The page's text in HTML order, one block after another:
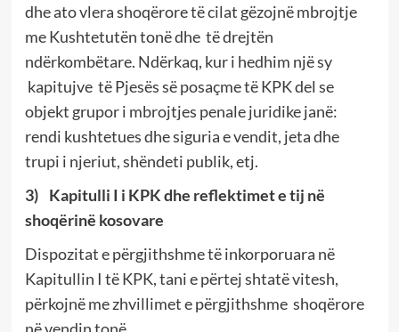
dhe ato vlera shoqërore të cilat gëzojnë mbrojtje
me Kushtetutën tonë dhe të drejtën
ndërkombëtare. Ndërkaq, kur i hedhim një sy
kapitujve të Pjesës së posaçme të KPK del se
objekt grupor i mbrojtjes penale juridike janë:
rendi kushtetues dhe siguria e vendit, jeta dhe
trupi i njeriut, shëndeti publik, etj.
3)
Kapitulli I i KPK dhe reflektimet e tij në
shoqërinë kosovare
Dispozitat e përgjithshme të inkorporuara në
Kapitullin I të KPK, tani e përtej shtatë vitesh,
përkojnë me zhvillimet e përgjithshme shoqërore